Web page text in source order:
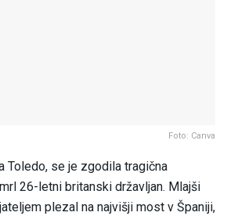
Foto: Canva
Toledo, se je zgodila tragična
26-letni britanski državljan. Mlajši
plezal na najvišji most v Španiji,